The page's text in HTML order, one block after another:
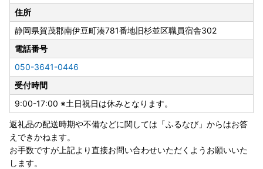
住所
静岡県賀茂郡南伊豆町湊781番地旧杉並区職員宿舎302
電話番号
050-3641-0446
受付時間
9:00-17:00 ※土日祝日は休みとなります。
返礼品の配送時期や不備などに関しては「ふるなび」からはお答
えできかねます。
お手数ですが上記より直接お問い合わせいただくようお願いいた
します。